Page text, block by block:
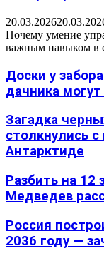
20.03.2026
Почему умение
важным навыком в
Доски у
дачника
Загадка
столкнулись
Антарктиде
Разбить на 12
Медведев
Россия
2036 году —